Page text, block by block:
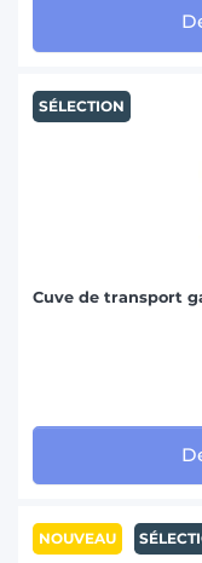
SÉLECTION
Cuve de transport
NOUVEAU